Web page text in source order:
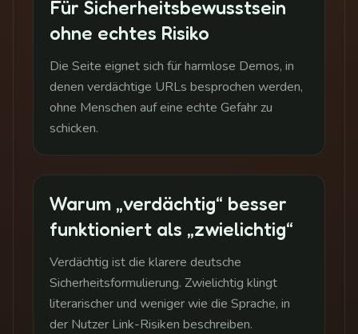
Für Sicherheitsbewusstsein
ohne echtes Risiko
Die Seite eignet sich für harmlose Demos, in
denen verdächtige URLs besprochen werden,
ohne Menschen auf eine echte Gefahr zu
schicken.
Warum „verdächtig“ besser
funktioniert als „zwielichtig“
Verdächtig ist die klarere deutsche
Sicherheitsformulierung. Zwielichtig klingt
literarischer und weniger wie die Sprache, in
der Nutzer Link-Risiken beschreiben.